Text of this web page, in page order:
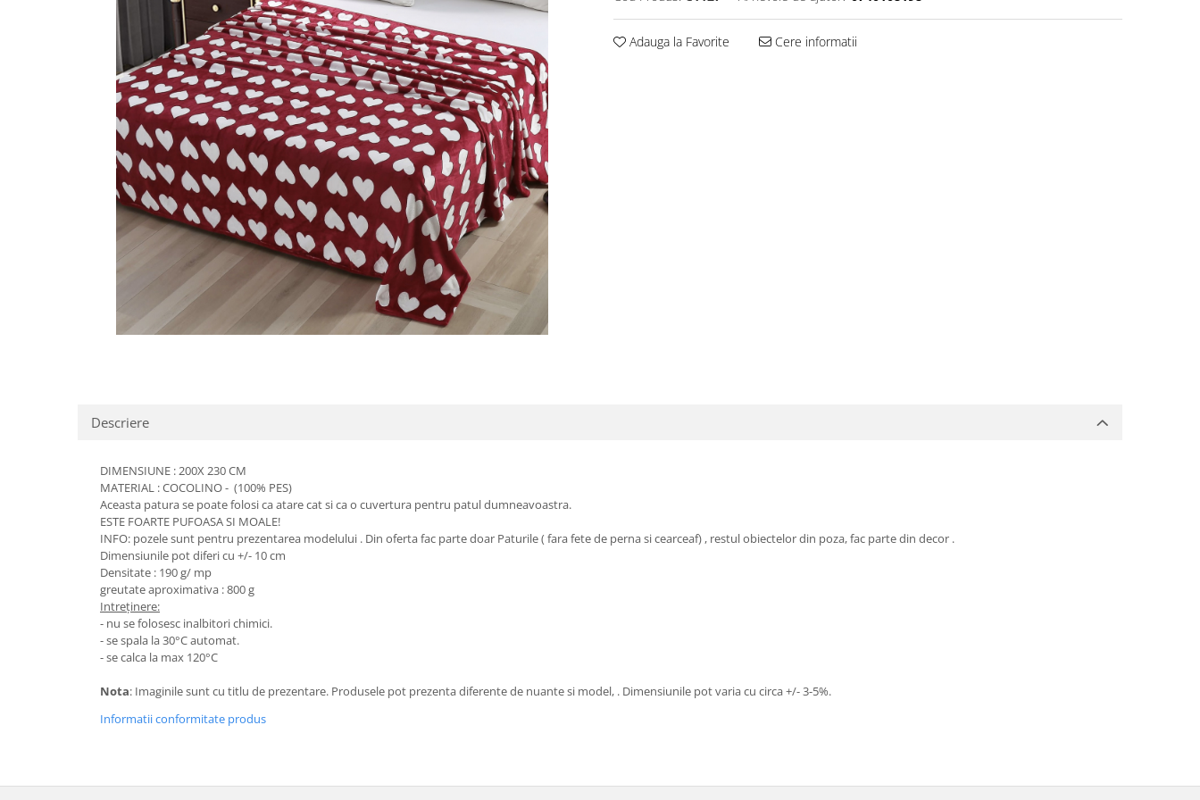
Adauga la Favorite Cere informatii
Descriere
DIMENSIUNE : 200X 230 CM
MATERIAL : COCOLINO - (100% PES)
Aceasta patura se poate folosi ca atare cat si ca o cuvertura pentru patul dumneavoastra.
ESTE FOARTE PUFOASA SI MOALE!
INFO: pozele sunt pentru prezentarea modelului . Din oferta fac parte doar Paturile ( fara fete de perna si cearceaf) , restul obiectelor din poza, fac parte din decor .
Dimensiunile pot diferi cu +/- 10 cm
Densitate : 190 g/ mp
greutate aproximativa : 800 g
Intreținere:
- nu se folosesc inalbitori chimici.
- se spala la 30°C automat.
- se calca la max 120°C
Nota: Imaginile sunt cu titlu de prezentare. Produsele pot prezenta diferente de nuante si model, . Dimensiunile pot varia cu circa +/- 3-5%.
Informatii conformitate produs